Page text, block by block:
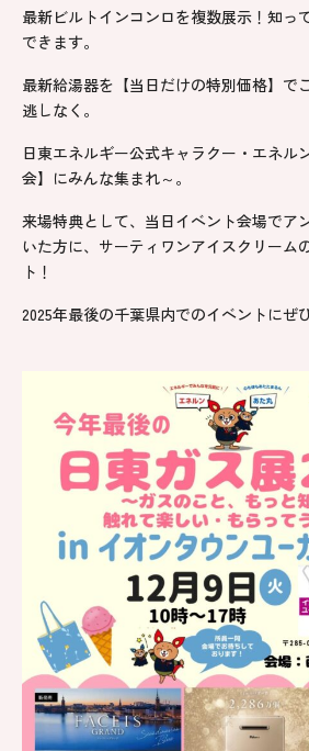
最新ビルトインコンロを複数展示！知っ
できます。
最新給湯器を【当日だけの特別価格】で
逃しなく。
日東エネルギー公式キャラクー・エネル
会】にみんな集まれ～。
来場特典として、当日イベント会場でア
いた方に、サーティワンアイスクリーム
ト！
2025年最後の千葉県内でのイベントにぜ